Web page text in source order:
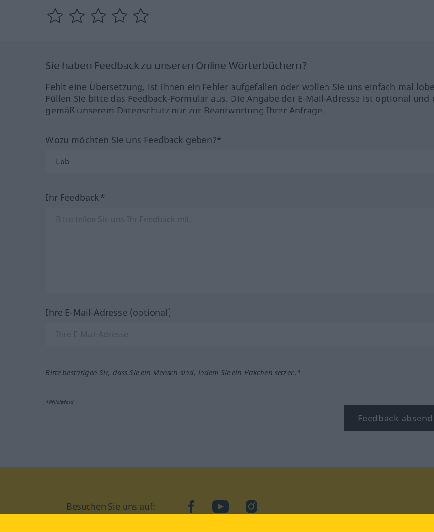
Sie haben Feedback zu unseren Online Wörterbüchern?
Fehlt eine Übersetzung, ist Ihnen ein Fehler aufgefallen oder wollen Sie uns einfach mal
Füllen Sie bitte das Feedback-Formular aus. Die Angabe der E-Mail-Adresse ist optional und
gemäß unserem Datenschutz nur zur Beantwortung Ihrer Anfrage.
Wozu möchten Sie uns Feedback geben?*
Ihr Feedback*
Ihre E-Mail-Adresse (optional)
Bitte bestätigen Sie, dass Sie ein Mensch sind, indem Sie ein Häkchen setzen.*
*Pflichtfeld
Feedback
Besuchen Sie uns auf: facebookYouTubeInstagram